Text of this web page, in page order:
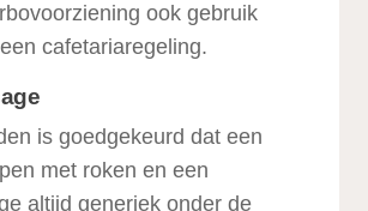
ook gebruik
cafetariaregeling.
is goedgekeurd dat een
met roken en een
altijd generiek onder de